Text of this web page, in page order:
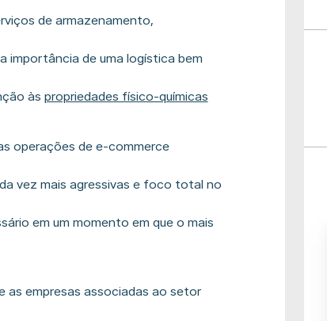
de armazenamento,
importância de uma logística bem
às propriedades físico-químicas
operações de e-commerce
vez mais agressivas e foco total no
em um momento em que o mais
as empresas associadas ao setor